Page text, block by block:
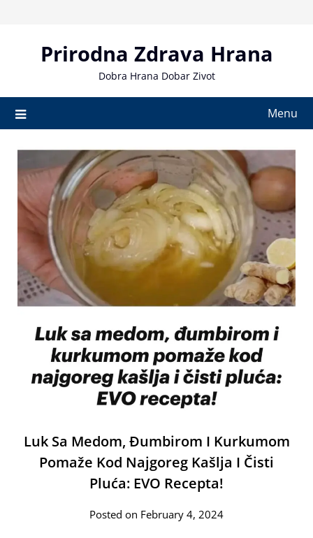
Prirodna Zdrava Hrana
Dobra Hrana Dobar Zivot
Menu
Luk Sa Medom, Đumbirom I Kurkumom
Pomaže Kod Najgoreg Kašlja I Čisti
Pluća: EVO Recepta!
Posted on February 4, 2024